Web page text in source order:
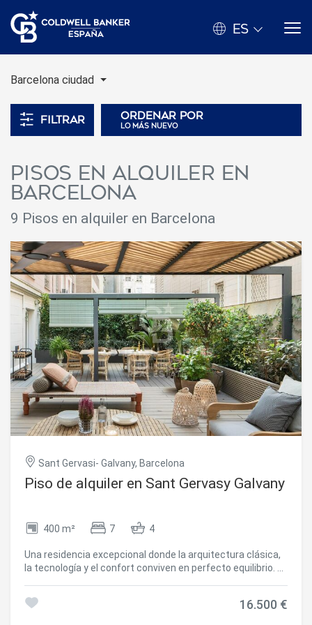
ES
Barcelona ciudad
Filtrar Ordenar por
lo más nuevo
Pisos en alquiler en
Barcelona
9 Pisos en alquiler en Barcelona
Sant Gervasi- Galvany, Barcelona
Piso de alquiler en Sant Gervasy Galvany
400 m² 7 4
Una residencia excepcional donde la arquitectura clásica,
la tecnología y el confort conviven en perfecto equilibrio. La
ocupa una planta completa de aproximadamente 365 m²
16.500 €